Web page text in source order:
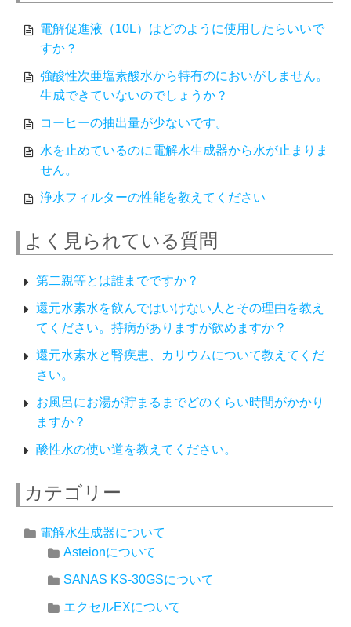
電解促進液（10L）はどのように使用したらいいで
すか？
強酸性次亜塩素酸水から特有のにおいがしません。
生成できていないのでしょうか？
コーヒーの抽出量が少ないです。
水を止めているのに電解水生成器から水が止まりま
せん。
浄水フィルターの性能を教えてください
よく見られている質問
第二親等とは誰までですか？
還元水素水を飲んではいけない人とその理由を教え
てください。持病がありますが飲めますか？
還元水素水と腎疾患、カリウムについて教えてくだ
さい。
お風呂にお湯が貯まるまでどのくらい時間がかかり
ますか？
酸性水の使い道を教えてください。
カテゴリー
電解水生成器について
Asteionについて
SANAS KS-30GSについて
エクセルEXについて